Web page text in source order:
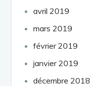
avril 2019
mars 2019
février 2019
janvier 2019
décembre 2018